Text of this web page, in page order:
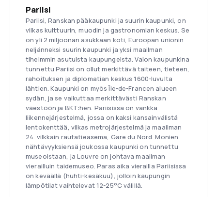
Pariisi
Pariisi, Ranskan pääkaupunki ja suurin kaupunki, on
vilkas kulttuurin, muodin ja gastronomian keskus. Se
on yli 2 miljoonan asukkaan koti, Euroopan unionin
neljänneksi suurin kaupunki ja yksi maailman
tiheimmin asutuista kaupungeista. Valon kaupunkina
tunnettu Pariisi on ollut merkittävä taiteen, tieteen,
rahoituksen ja diplomatian keskus 1600-luvulta
lähtien. Kaupunki on myös Île-de-Francen alueen
sydän, ja se vaikuttaa merkittävästi Ranskan
väestöön ja BKT:hen. Pariisissa on vankka
liikennejärjestelmä, jossa on kaksi kansainvälistä
lentokenttää, vilkas metrojärjestelmä ja maailman
24. vilkkain rautatieasema, Gare du Nord. Monien
nähtävyyksiensä joukossa kaupunki on tunnettu
museoistaan, ja Louvre on johtava maailman
vierailluin taidemuseo. Paras aika vierailla Pariisissa
on keväällä (huhti-kesäkuu), jolloin kaupungin
lämpötilat vaihtelevat 12-25°C välillä.